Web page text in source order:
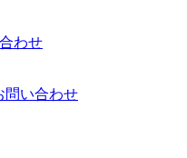
わせ
問い合わせ